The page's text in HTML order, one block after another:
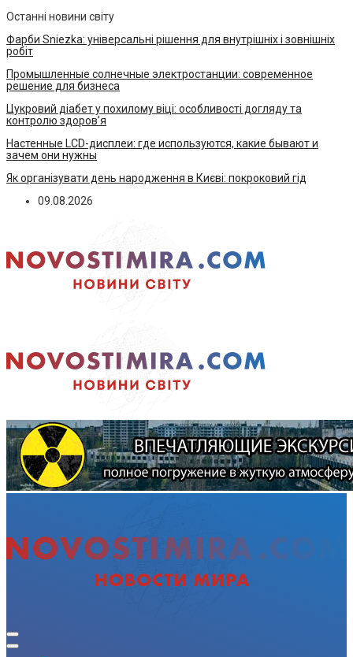
Останні новини світу
Фарби Sniezka: універсальні рішення для внутрішніх і зовнішніх
робіт
Промышленные солнечные электростанции: современное
решение для бизнеса
Цукровий діабет у похилому віці: особливості догляду та
контролю здоров’я
Настенные LCD-дисплеи: где используются, какие бывают и
зачем они нужны
Як організувати день народження в Києві: покроковий гід
09.08.2026